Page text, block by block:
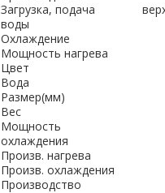
Загрузка, подача
воды
Охлаждение
Мощность нагрева
Цвет
Вода
Размер(мм)
Вес
Мощность
охлаждения
Произв. нагрева
Произв. охлаждения
Производство